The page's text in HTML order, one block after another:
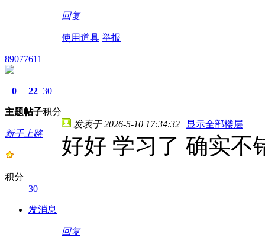
回复
使用道具 举报
89077611
0
主题
22
帖子
30
积分
新手上路
积分
30
发消息
发表于 2026-5-10 17:34:32 | 显示全部楼层
好好 学习了 确实不
回复